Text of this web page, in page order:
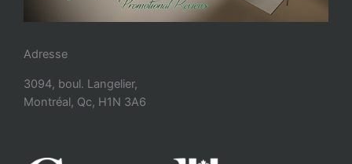
Adresse
3094, boul. Langelier,
Montréal, Qc, H1N 3A6